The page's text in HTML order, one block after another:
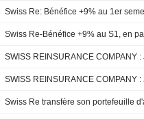
Swiss Re: Bénéfice +9% au 1er
Swiss Re-Bénéfice +9% au S1, en
SWISS REINSURANCE COMPANY